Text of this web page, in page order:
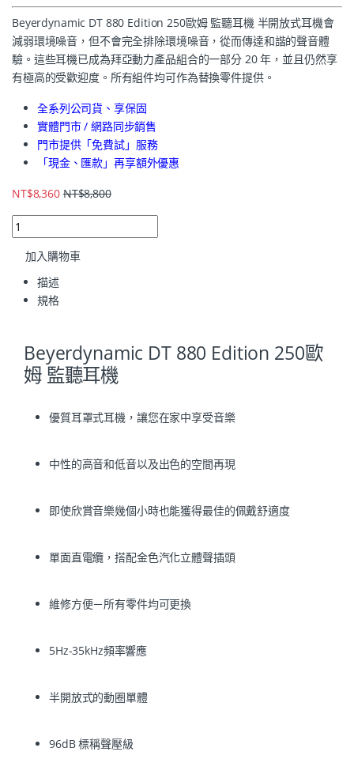
Beyerdynamic DT 880 Edition 250歐姆 監聽耳機 半開放式耳機會
減弱環境噪音，但不會完全排除環境噪音，從而傳達和諧的聲音體
驗。這些耳機已成為拜亞動力產品組合的一部分 20 年，並且仍然享
有極高的受歡迎度。所有組件均可作為替換零件提供。
全系列公司貨、享保固
實體門市 / 網路同步銷售
門市提供「免費試」服務
「現金、匯款」再享額外優惠
NT$8,360 NT$8,800
加入購物車
描述
規格
Beyerdynamic DT 880 Edition 250歐
姆 監聽耳機
優質耳罩式耳機，讓您在家中享受音樂
中性的高音和低音以及出色的空間再現
即使欣賞音樂幾個小時也能獲得最佳的佩戴舒適度
單面直電纜，搭配金色汽化立體聲插頭
維修方便－所有零件均可更換
5Hz-35kHz頻率響應
半開放式的動圈單體
96dB 標稱聲壓級